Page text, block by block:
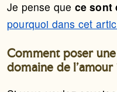
Je pense que ce sont
pourquoi dans cet
Comment poser
domaine de l’amour